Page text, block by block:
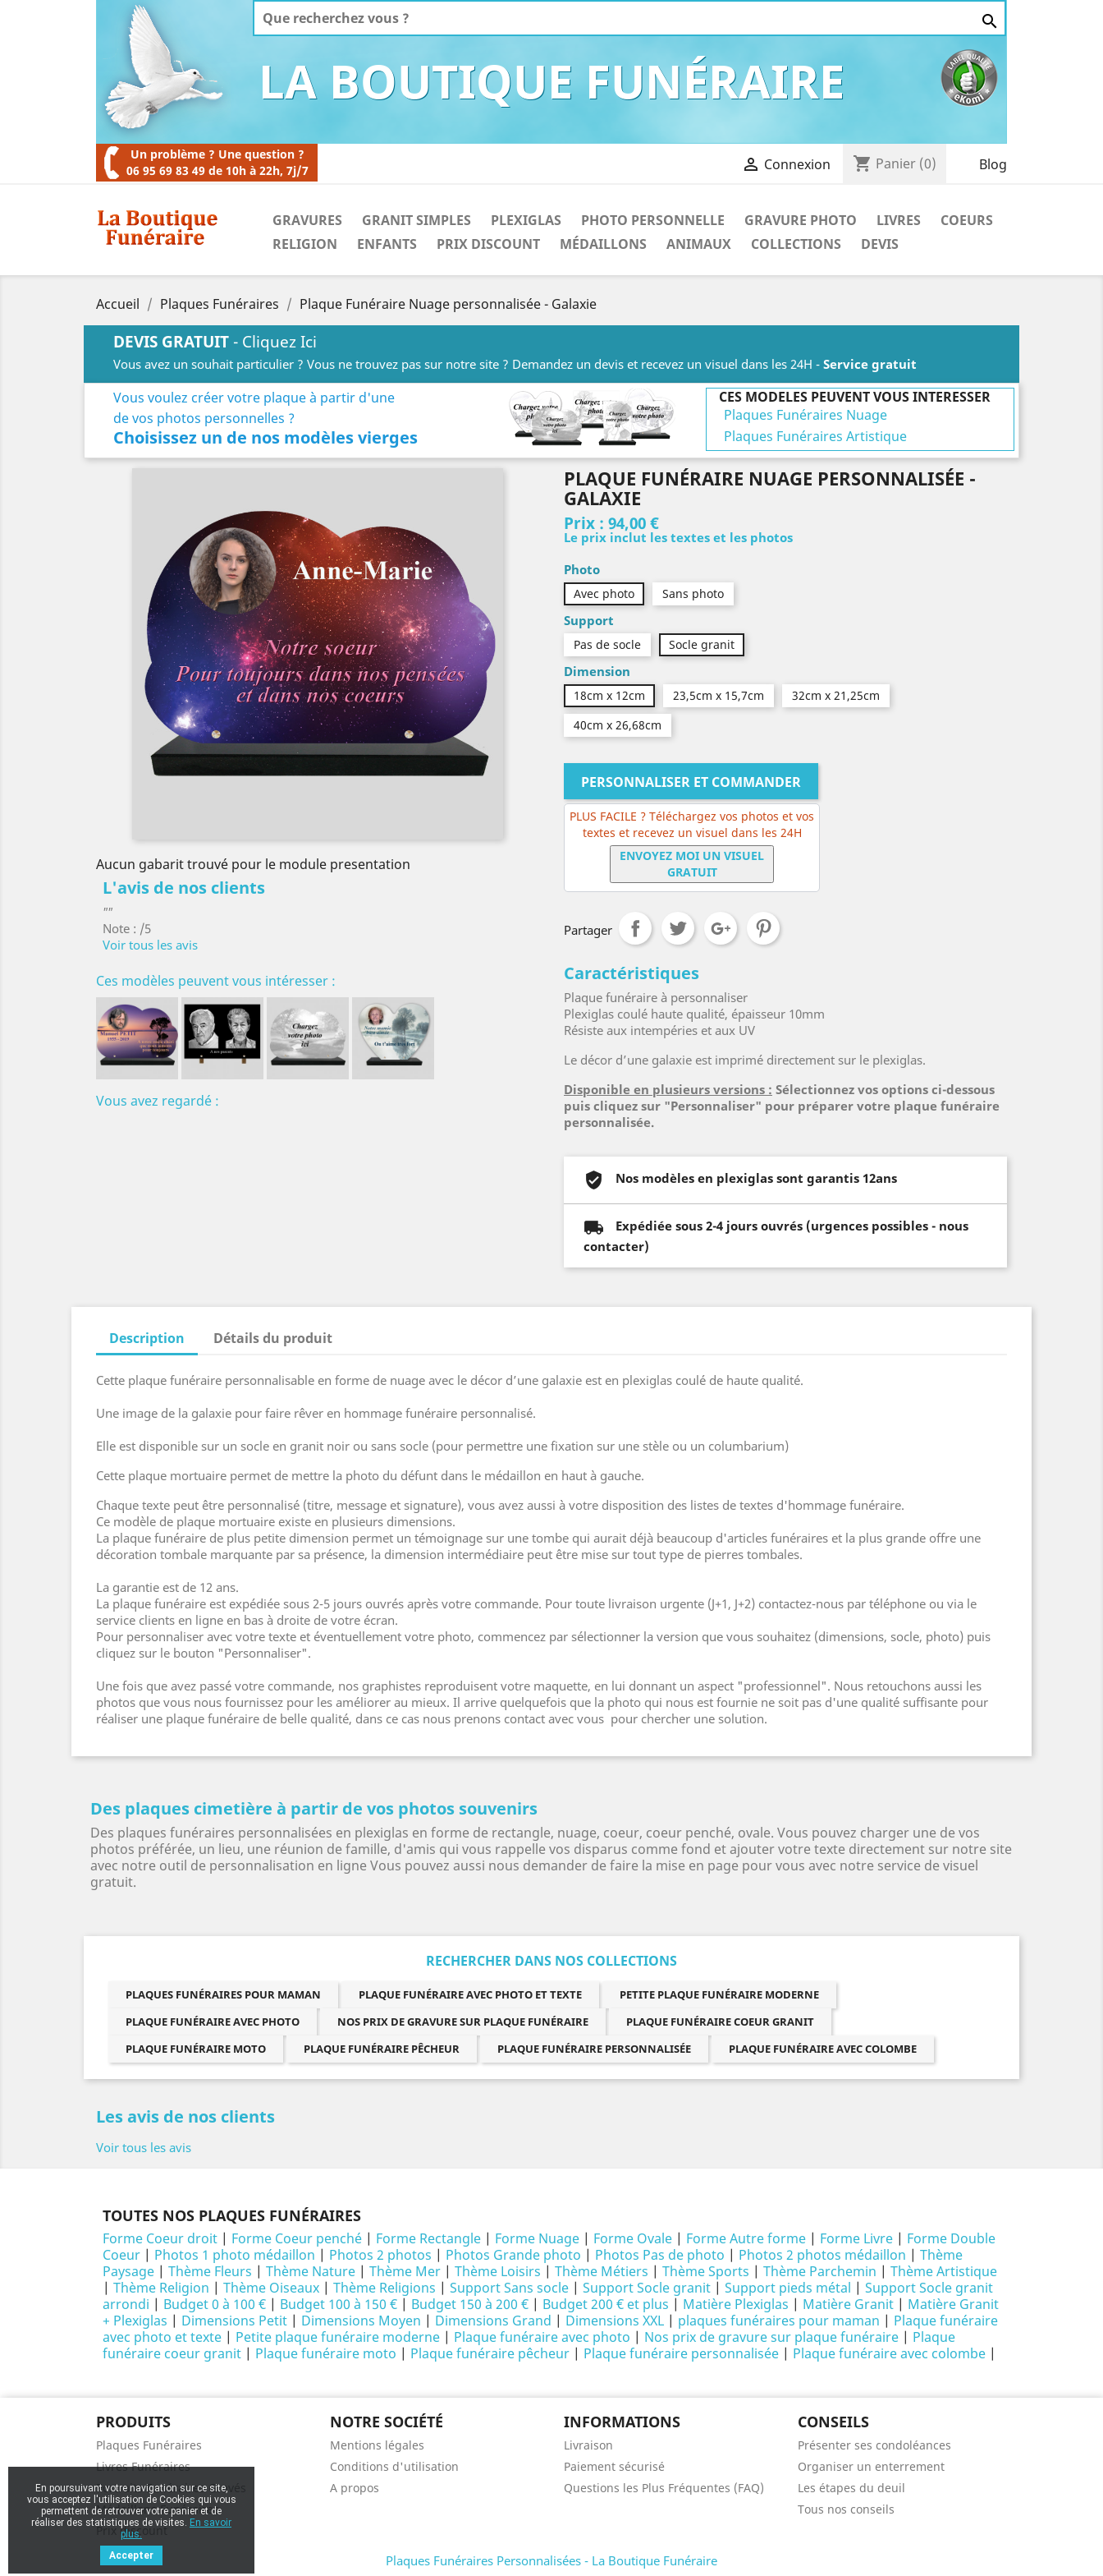

LA BOUTIQUE FUNÉRAIRE
Un problème ? Une question ?
06 95 69 83 49 de 10h à 22h, 7j/7
 Connexion shopping_cart Panier (0) Blog
GRAVURES GRANIT SIMPLES PLEXIGLAS PHOTO PERSONNELLE GRAVURE PHOTO LIVRES
COEURS
RELIGION
ENFANTS PRIX DISCOUNT MÉDAILLONS ANIMAUX COLLECTIONS DEVIS
Accueil Plaques Funéraires Plaque Funéraire Nuage personnalisée - Galaxie
DEVIS GRATUIT - Cliquez Ici
Vous avez un souhait particulier ? Vous ne trouvez pas sur notre site ? Demandez un devis et recevez un visuel dans les 24H - Service gratuit
Vous voulez créer votre plaque à partir d'une
de vos photos personnelles ?
Choisissez un de nos modèles vierges
CES MODELES PEUVENT VOUS INTERESSER
Plaques Funéraires Nuage
Plaques Funéraires Artistique
Aucun gabarit trouvé pour le module presentation
L'avis de nos clients
""
Note : /5
Voir tous les avis
Ces modèles peuvent vous intéresser :
Vous avez regardé :
PLAQUE FUNÉRAIRE NUAGE PERSONNALISÉE -
GALAXIE
Prix : 94,00 €
Le prix inclut les textes et les photos
Photo
Avec photo Sans photo
Support
Pas de socle Socle granit
Dimension
18cm x 12cm 23,5cm x 15,7cm
32cm x 21,25cm
40cm x 26,68cm
PERSONNALISER ET COMMANDER
PLUS FACILE ? Téléchargez vos photos et vos
textes et recevez un visuel dans les 24H
ENVOYEZ MOI UN VISUEL
GRATUIT
Partager
Caractéristiques
Plaque funéraire à personnaliser
Plexiglas coulé haute qualité, épaisseur 10mm
Résiste aux intempéries et aux UV
Le décor d’une galaxie est imprimé directement sur le plexiglas.
Disponible en plusieurs versions : Sélectionnez vos options ci-dessous
puis cliquez sur "Personnaliser" pour préparer votre plaque funéraire
personnalisée.
Nos modèles en plexiglas sont garantis 12ans
Expédiée sous 2-4 jours ouvrés (urgences possibles - nous
contacter)
Description Détails du produit
Cette plaque funéraire personnalisable en forme de nuage avec le décor d’une galaxie est en plexiglas coulé de haute qualité.
Une image de la galaxie pour faire rêver en hommage funéraire personnalisé.
Elle est disponible sur un socle en granit noir ou sans socle (pour permettre une fixation sur une stèle ou un columbarium)
Cette plaque mortuaire permet de mettre la photo du défunt dans le médaillon en haut à gauche.
Chaque texte peut être personnalisé (titre, message et signature), vous avez aussi à votre disposition des listes de textes d'hommage funéraire.
Ce modèle de plaque mortuaire existe en plusieurs dimensions.
La plaque funéraire de plus petite dimension permet un témoignage sur une tombe qui aurait déjà beaucoup d'articles funéraires et la plus grande offre une
décoration tombale marquante par sa présence, la dimension intermédiaire peut être mise sur tout type de pierres tombales.
La garantie est de 12 ans.
La plaque funéraire est expédiée sous 2-5 jours ouvrés après votre commande. Pour toute livraison urgente (J+1, J+2) contactez-nous par téléphone ou via le
service clients en ligne en bas à droite de votre écran.
Pour personnaliser avec votre texte et éventuellement votre photo, commencez par sélectionner la version que vous souhaitez (dimensions, socle, photo) puis
cliquez sur le bouton "Personnaliser".
Une fois que avez passé votre commande, nos graphistes reproduisent votre maquette, en lui donnant un aspect "professionnel". Nous retouchons aussi les
photos que vous nous fournissez pour les améliorer au mieux. Il arrive quelquefois que la photo qui nous est fournie ne soit pas d'une qualité suffisante pour
réaliser une plaque funéraire de belle qualité, dans ce cas nous prenons contact avec vous pour chercher une solution.
Des plaques cimetière à partir de vos photos souvenirs
Des plaques funéraires personnalisées en plexiglas en forme de rectangle, nuage, coeur, coeur penché, ovale. Vous pouvez charger une de vos
photos préférée, un lieu, une réunion de famille, d'amis qui vous rappelle vos disparus comme fond et ajouter votre texte directement sur notre site
avec notre outil de personnalisation en ligne Vous pouvez aussi nous demander de faire la mise en page pour vous avec notre service de visuel
gratuit.
RECHERCHER DANS NOS COLLECTIONS
PLAQUES FUNÉRAIRES POUR MAMAN PLAQUE FUNÉRAIRE AVEC PHOTO ET TEXTE
PETITE PLAQUE FUNÉRAIRE MODERNE
PLAQUE FUNÉRAIRE AVEC PHOTO
NOS PRIX DE GRAVURE SUR PLAQUE FUNÉRAIRE
PLAQUE FUNÉRAIRE COEUR GRANIT
PLAQUE FUNÉRAIRE MOTO
PLAQUE FUNÉRAIRE PÊCHEUR PLAQUE FUNÉRAIRE PERSONNALISÉE PLAQUE FUNÉRAIRE AVEC COLOMBE
Les avis de nos clients
Voir tous les avis
TOUTES NOS PLAQUES FUNÉRAIRES
Forme Coeur droit | Forme Coeur penché | Forme Rectangle | Forme Nuage | Forme Ovale | Forme Autre forme | Forme Livre | Forme Double
Coeur | Photos 1 photo médaillon | Photos 2 photos | Photos Grande photo | Photos Pas de photo | Photos 2 photos médaillon | Thème
Paysage | Thème Fleurs | Thème Nature | Thème Mer | Thème Loisirs | Thème Métiers | Thème Sports | Thème Parchemin | Thème Artistique
| Thème Religion | Thème Oiseaux | Thème Religions | Support Sans socle | Support Socle granit | Support pieds métal | Support Socle granit
arrondi | Budget 0 à 100 € | Budget 100 à 150 € | Budget 150 à 200 € | Budget 200 € et plus | Matière Plexiglas | Matière Granit | Matière Granit
+ Plexiglas | Dimensions Petit | Dimensions Moyen | Dimensions Grand | Dimensions XXL | plaques funéraires pour maman | Plaque funéraire
avec photo et texte | Petite plaque funéraire moderne | Plaque funéraire avec photo | Nos prix de gravure sur plaque funéraire | Plaque
funéraire coeur granit | Plaque funéraire moto | Plaque funéraire pêcheur | Plaque funéraire personnalisée | Plaque funéraire avec colombe |
PRODUITS
Plaques Funéraires
Livres Funéraires
Portraits Funéraires Gravés
Médaillons Funéraires
Prix discount
NOTRE SOCIÉTÉ
Mentions légales
Conditions d'utilisation
A propos
INFORMATIONS
Livraison
Paiement sécurisé
Questions les Plus Fréquentes (FAQ)
CONSEILS
Présenter ses condoléances
Organiser un enterrement
Les étapes du deuil
Tous nos conseils
Plaques Funéraires Personnalisées - La Boutique Funéraire
En poursuivant votre navigation sur ce site,
vous acceptez l'utilisation de Cookies qui vous
permettent de retrouver votre panier et de
réaliser des statistiques de visites. En savoir
plus.
Accepter